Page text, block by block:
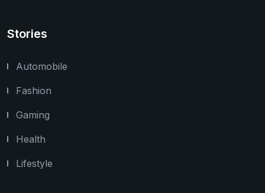
Stories
Automobile
Fashion
Gaming
Health
Lifestyle